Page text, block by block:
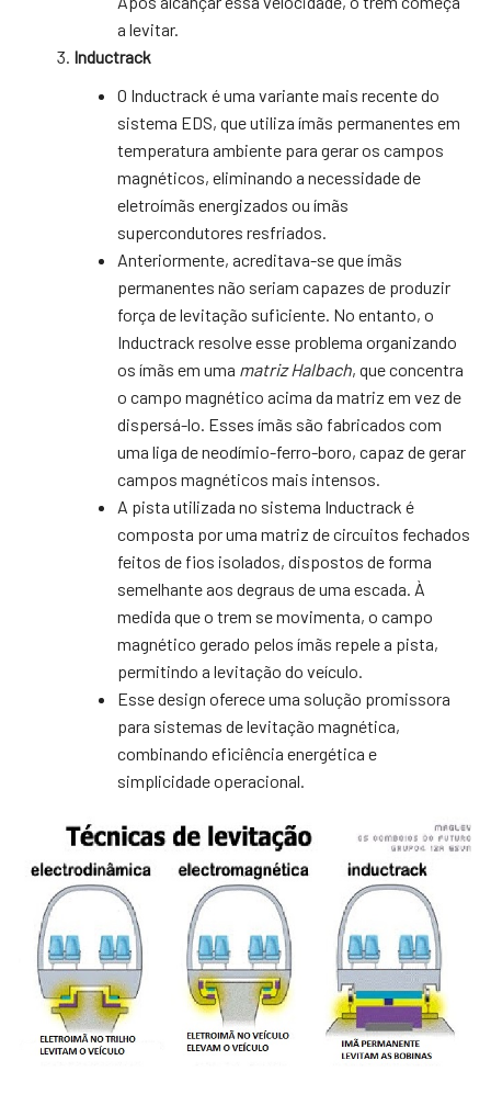
a levitar.
Inductrack
O Inductrack é uma variante mais recente do
sistema EDS, que utiliza ímãs permanentes em
temperatura ambiente para gerar os campos
magnéticos, eliminando a necessidade de
eletroímãs energizados ou ímãs
supercondutores resfriados.
Anteriormente, acreditava-se que ímãs
permanentes não seriam capazes de produzir
força de levitação suficiente. No entanto, o
Inductrack resolve esse problema organizando
os ímãs em uma matriz Halbach, que concentra
o campo magnético acima da matriz em vez de
dispersá-lo. Esses ímãs são fabricados com
uma liga de neodímio-ferro-boro, capaz de gerar
campos magnéticos mais intensos.
A pista utilizada no sistema Inductrack é
composta por uma matriz de circuitos fechados
feitos de fios isolados, dispostos de forma
semelhante aos degraus de uma escada. À
medida que o trem se movimenta, o campo
magnético gerado pelos ímãs repele a pista,
permitindo a levitação do veículo.
Esse design oferece uma solução promissora
para sistemas de levitação magnética,
combinando eficiência energética e
simplicidade operacional.